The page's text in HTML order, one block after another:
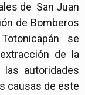
de San Juan
de Bomberos
se
de la
autoridades
causas de este